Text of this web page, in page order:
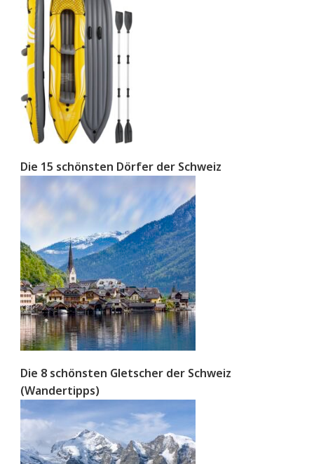
Die 15 schönsten Dörfer der Schweiz
Die 8 schönsten Gletscher der Schweiz
(Wandertipps)